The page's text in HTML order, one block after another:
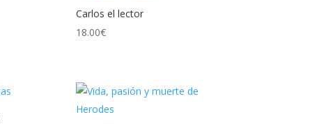
Carlos el lector
18.00€